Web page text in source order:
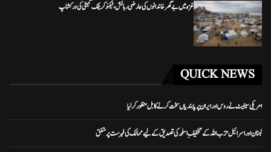
غزہ میں بے گھر خاندانوں کی عارضی رہائش، ٹیکنو کریٹک کمیٹی کی ورکشاپ
QUICK NEWS
امریکی سینیٹ نے روس اور ایران پر پابندیاں سخت کرنے کا بل منظور کرلیا
لبنان اور اسرائیل حزب اللہ کے تخفیفِ اسلحہ کی تصدیق کے لیے ممالک کی فہرست پر متفق